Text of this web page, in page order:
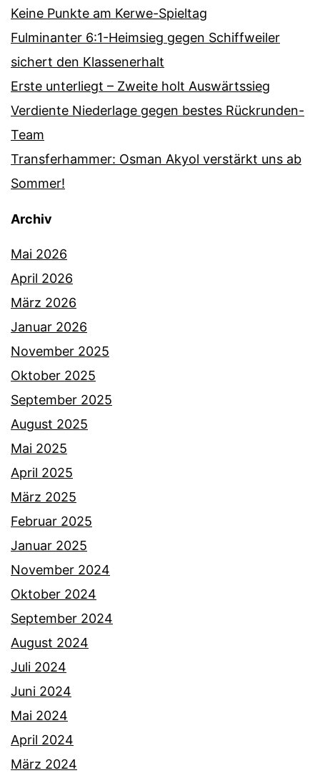
Keine Punkte am Kerwe-Spieltag
Fulminanter 6:1-Heimsieg gegen Schiffweiler
sichert den Klassenerhalt
Erste unterliegt – Zweite holt Auswärtssieg
Verdiente Niederlage gegen bestes Rückrunden-
Team
Transferhammer: Osman Akyol verstärkt uns ab
Sommer!
Archiv
Mai 2026
April 2026
März 2026
Januar 2026
November 2025
Oktober 2025
September 2025
August 2025
Mai 2025
April 2025
März 2025
Februar 2025
Januar 2025
November 2024
Oktober 2024
September 2024
August 2024
Juli 2024
Juni 2024
Mai 2024
April 2024
März 2024